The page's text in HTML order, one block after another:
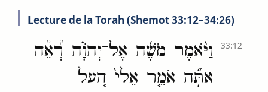
Lecture de la Torah (Shemot 33:12–34:26)
וַיֹּ֨אמֶר מֹשֶׁ֜ה אֶל־יְהֹוָ֗ה רְ֠אֵ֠ה
אַתָּ֞ה אֹמֵ֤ר אֵלַי֙ הַ֚עַל
33:12